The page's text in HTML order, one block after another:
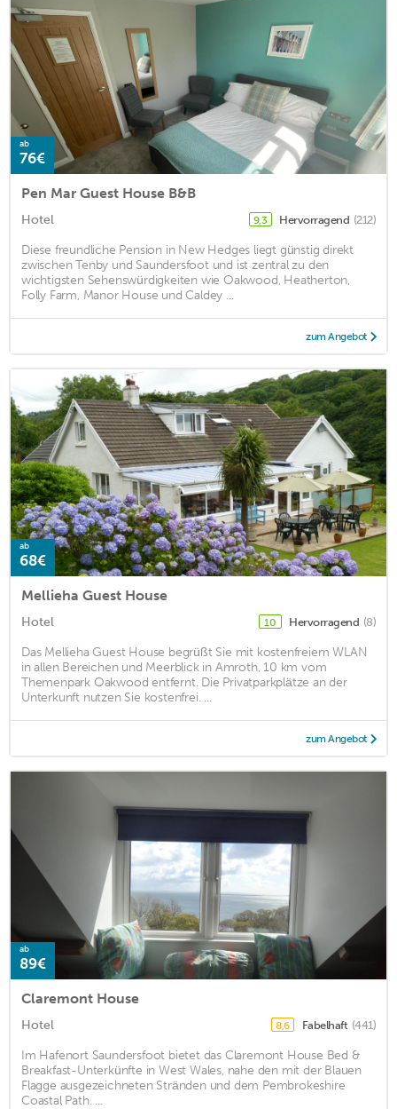
ab
76€
Pen Mar Guest House B&B
Hotel 9,3 Hervorragend (212)
Diese freundliche Pension in New Hedges liegt günstig direkt
zwischen Tenby und Saundersfoot und ist zentral zu den
wichtigsten Sehenswürdigkeiten wie Oakwood, Heatherton,
Folly Farm, Manor House und Caldey ...
zum Angebot
ab
68€
Mellieha Guest House
Hotel 10 Hervorragend (8)
Das Mellieha Guest House begrüßt Sie mit kostenfreiem WLAN
in allen Bereichen und Meerblick in Amroth, 10 km vom
Themenpark Oakwood entfernt. Die Privatparkplätze an der
Unterkunft nutzen Sie kostenfrei. ...
zum Angebot
ab
89€
Claremont House
Hotel 8,6 Fabelhaft (441)
Im Hafenort Saundersfoot bietet das Claremont House Bed &
Breakfast-Unterkünfte in West Wales, nahe den mit der Blauen
Flagge ausgezeichneten Stränden und dem Pembrokeshire
Coastal Path. ...